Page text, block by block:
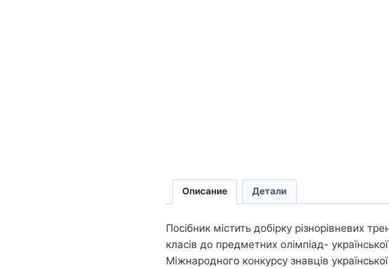
Описание Детали
Посібник містить добірку різнорівневих
класів до предметних олімпіад-
Міжнародного конкурсу знавців